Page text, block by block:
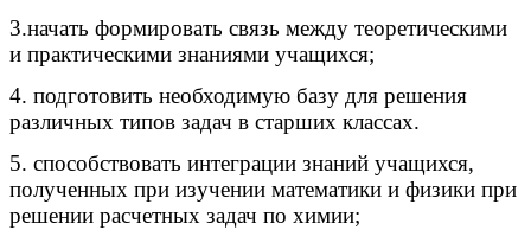
3.начать формировать связь между теоретическими
и практическими знаниями учащихся;
4. подготовить необходимую базу для решения
различных типов задач в старших классах.
5. способствовать интеграции знаний учащихся,
полученных при изучении математики и физики при
решении расчетных задач по химии;